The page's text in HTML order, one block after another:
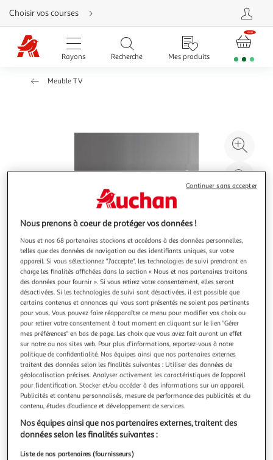
Aller
directement
au
contenu
Aller
directement
Aller
Choisir vos courses
Rayons Recherche Mes produits
Meuble TV
à
Illustration
précédente
Illustration
suivante
PARIS PRIX
Ensemble meuble tv switch lamel x 330cm noir &
naturel
Informations Techniques : Dimensions : L. 330 x l. 40 x H.
150 cm (selon positionnement souhaité) Meuble TV : L. 120
x l. 40 x H. 30 cm Bloc mural : L. 60 x l. 30 x H. 60 cm
Etagère murale : L. 120 x l. 20 x H. 1,8 cm Matière : MDF Cet
ensemble contient : 2 x Meuble TV 3 x Bloc mural 1 x É
En savoir +
Vendu parParis Prix
Livraison dès 1/2 semaines
Plus d'options
Nous prenons à coeur de protéger vos données !
Nous et nos 68 partenaires stockons et accédons à des données personnelles,
telles que des données de navigation ou des identifiants uniques, sur votre
appareil. Si vous sélectionnez "J'accepte", les technologies de suivi prendront en
charge les finalités affichées dans la section « Nous et nos partenaires traitons
des données pour fournir ». Si vous retirez votre consentement, elles seront
désactivées. Si les technologies de suivi sont désactivées, il est possible que
certains contenus et annonces qui vous sont présentés ne soient pas pertinents
pour vous. Vous pouvez faire réapparaître ce menu pour modifier vos choix ou
pour retirer votre consentement à tout moment en cliquant sur le lien "Gérer
mes préférences" en bas de page. Les choix que vous avez fait auront un effet
sur notre ou nos sites web. Pour plus d’informations, reportez-vous à notre
politique de confidentialité. Nos équipes ainsi que nos partenaires externes
traitent des données selon les finalités suivantes : Utiliser des données de
géolocalisation précises. Analyser activement les caractéristiques de l’appareil
pour l’identification. Stocker et/ou accéder à des informations sur un appareil.
Publicités et contenu personnalisés, mesure de performance des publicités et du
contenu, études d’audience et développement de services.
Nos équipes ainsi que nos partenaires externes, traitent des
données selon les finalités suivantes :
Liste de nos partenaires (fournisseurs)
Continuer sans accepter